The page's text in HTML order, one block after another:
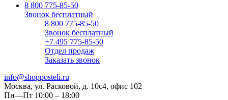
8 800 775-85-50
Звонок бесплатный
8 800 775-85-50
Звонок бесплатный
+7 495 775-85-50
Отдел продаж
Заказать звонок
info@shopposteli.ru
Москва, ул. Расковой, д. 10с4, офис 102
Пн—Пт 10:00 – 18:00